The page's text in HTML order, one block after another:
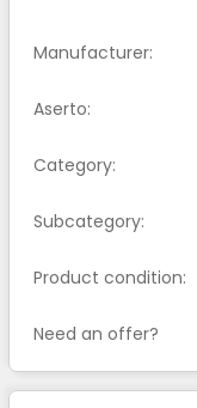
Manufacturer:
Aserto:
Category:
Subcategory:
Product condition:
Need an offer?